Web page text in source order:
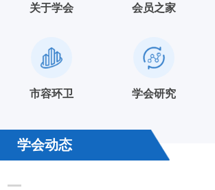
关于学会 会员之家
市容环卫 学会研究
学会动态